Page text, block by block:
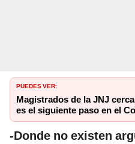
PUEDES VER:
Magistrados de la JNJ
es el siguiente paso en el
-Donde no existen